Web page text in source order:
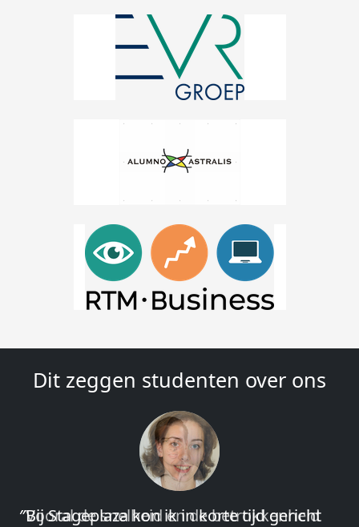
Dit zeggen studenten over ons
″Vooral de snelheid en de betrokkenheid